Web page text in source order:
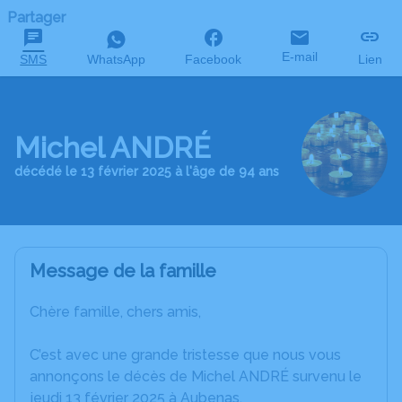
Partager
SMS WhatsApp Facebook E-mail Lien
Michel ANDRÉ
décédé le 13 février 2025 à l'âge de 94 ans
Message de la famille
Chère famille, chers amis,
C’est avec une grande tristesse que nous vous
annonçons le décès de Michel ANDRÉ survenu le
jeudi 13 février 2025 à Aubenas.